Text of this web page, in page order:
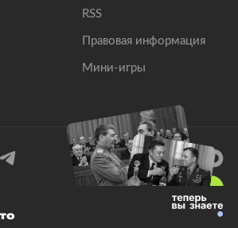
RSS
Правовая информация
Мини-игры
Все права защищены.